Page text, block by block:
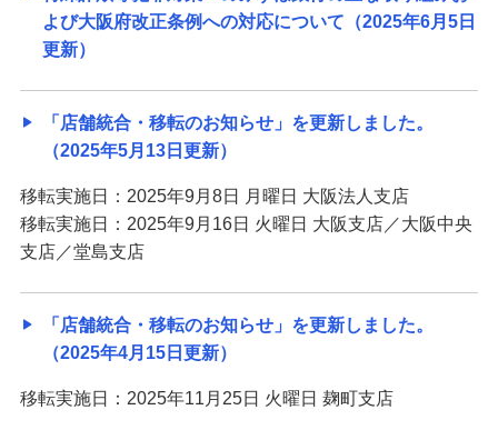
よび大阪府改正条例への対応について（2025年6月5日
更新）
「店舗統合・移転のお知らせ」を更新しました。
（2025年5月13日更新）
移転実施日：2025年9月8日 月曜日 大阪法人支店
移転実施日：2025年9月16日 火曜日 大阪支店／大阪中央
支店／堂島支店
「店舗統合・移転のお知らせ」を更新しました。
（2025年4月15日更新）
移転実施日：2025年11月25日 火曜日 麹町支店